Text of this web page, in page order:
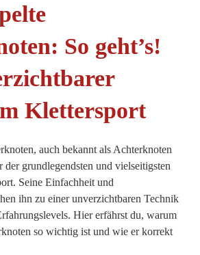
So geht’s!
Klettersport
auch bekannt als Achterknoten
der grundlegendsten und vielseitigsten
Seine Einfachheit und
ihn zu einer unverzichtbaren Technik
Hier erfährst du, warum
so wichtig ist und wie er korrekt